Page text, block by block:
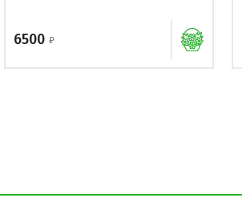
6500